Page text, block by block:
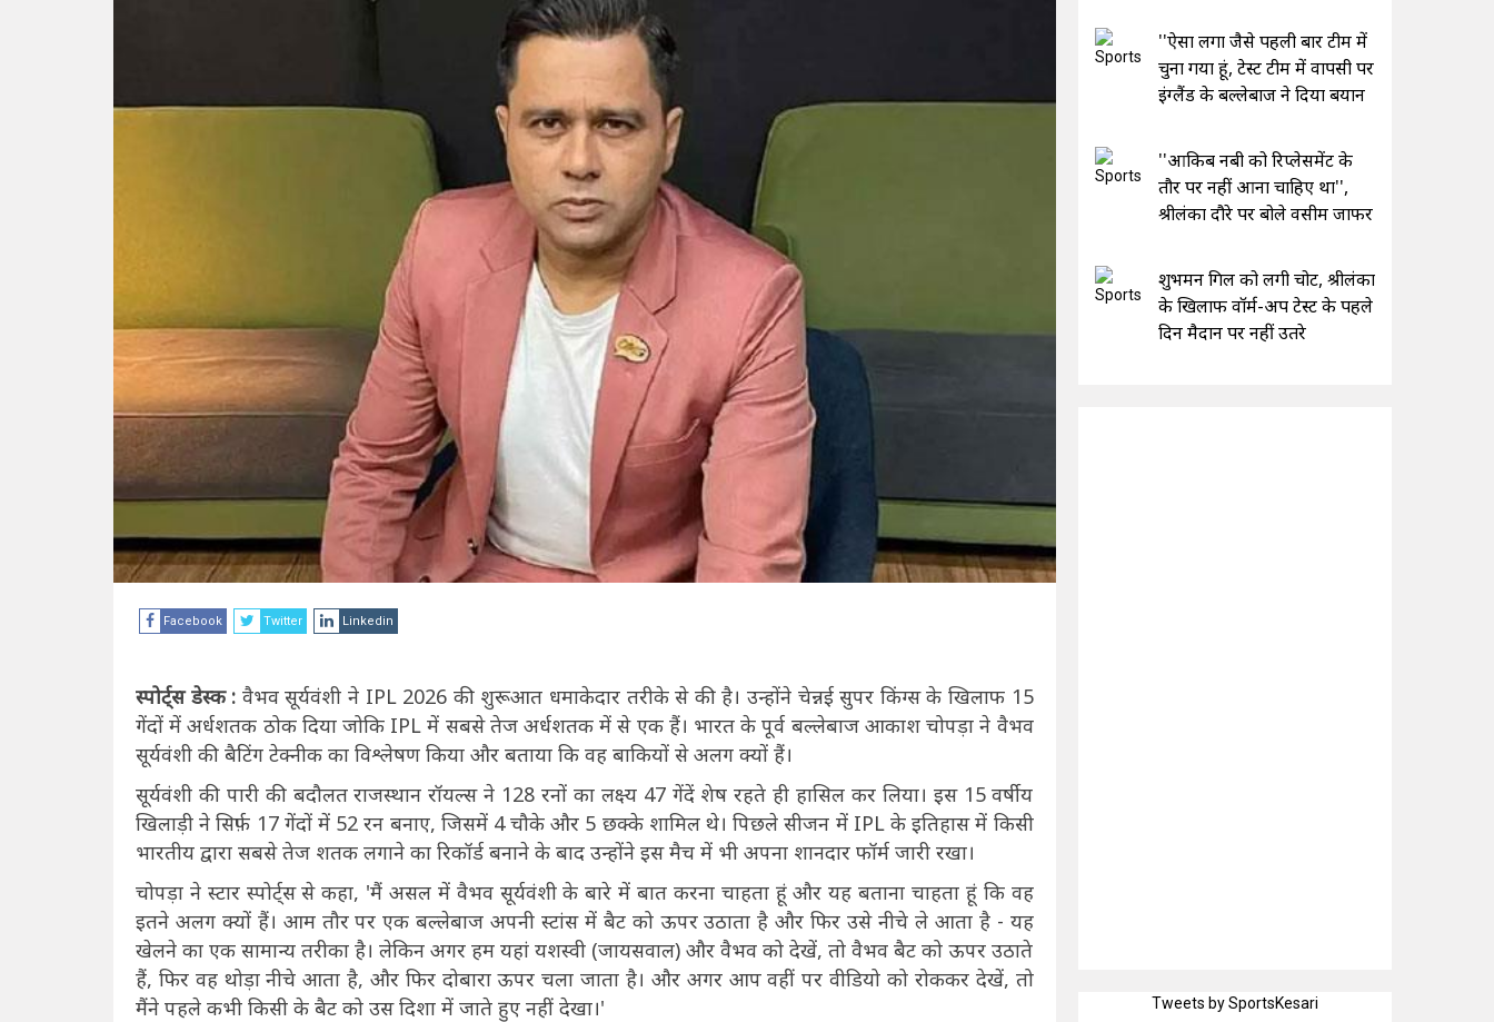
Facebook Twitter Linkedin
स्पोर्ट्स डेस्क : वैभव सूर्यवंशी ने IPL 2026 की शुरूआत धमाकेदार तरीके से की है। उन्होंने चेन्नई सुपर किंग्स के खिलाफ 15
गेंदों में अर्धशतक ठोक दिया जोकि IPL में सबसे तेज अर्धशतक में से एक हैं। भारत के पूर्व बल्लेबाज आकाश चोपड़ा ने वैभव
सूर्यवंशी की बैटिंग टेक्नीक का विश्लेषण किया और बताया कि वह बाकियों से अलग क्यों हैं।
सूर्यवंशी की पारी की बदौलत राजस्थान रॉयल्स ने 128 रनों का लक्ष्य 47 गेंदें शेष रहते ही हासिल कर लिया। इस 15 वर्षीय
खिलाड़ी ने सिर्फ़ 17 गेंदों में 52 रन बनाए, जिसमें 4 चौके और 5 छक्के शामिल थे। पिछले सीजन में IPL के इतिहास में किसी
भारतीय द्वारा सबसे तेज शतक लगाने का रिकॉर्ड बनाने के बाद उन्होंने इस मैच में भी अपना शानदार फॉर्म जारी रखा।
चोपड़ा ने स्टार स्पोर्ट्स से कहा, 'मैं असल में वैभव सूर्यवंशी के बारे में बात करना चाहता हूं और यह बताना चाहता हूं कि वह
इतने अलग क्यों हैं। आम तौर पर एक बल्लेबाज अपनी स्टांस में बैट को ऊपर उठाता है और फिर उसे नीचे ले आता है - यह
खेलने का एक सामान्य तरीका है। लेकिन अगर हम यहां यशस्वी (जायसवाल) और वैभव को देखें, तो वैभव बैट को ऊपर उठाते
हैं, फिर वह थोड़ा नीचे आता है, और फिर दोबारा ऊपर चला जाता है। और अगर आप वहीं पर वीडियो को रोककर देखें, तो
मैंने पहले कभी किसी के बैट को उस दिशा में जाते हुए नहीं देखा।'
''ऐसा लगा जैसे पहली बार टीम में
चुना गया हूं, टेस्ट टीम में वापसी पर
इंग्लैंड के बल्लेबाज ने दिया बयान
''आकिब नबी को रिप्लेसमेंट के
तौर पर नहीं आना चाहिए था'',
श्रीलंका दौरे पर बोले वसीम जाफर
शुभमन गिल को लगी चोट, श्रीलंका
के खिलाफ वॉर्म-अप टेस्ट के पहले
दिन मैदान पर नहीं उतरे
Tweets by SportsKesari